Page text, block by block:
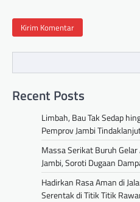
Recent Posts
Limbah, Bau Tak Sedap
Pemprov Jambi
Massa Serikat Buruh
Jambi, Soroti Dugaan
Hadirkan Rasa Aman di
Serentak di Titik Titik